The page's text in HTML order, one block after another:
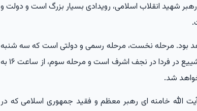
شهید انقلاب اسلامی، رویدادی بسیار بزرگ است و دولت و
بود. مرحله نخست، مرحله رسمی و دولتی است که سه شنبه
شب انجام می شود و مرحله دوم، آیین تشییع در فردا در نجف اشرف است و مرحله سوم، از ساعت ۱۶ به
شد.
الله خامنه ای رهبر معظم و فقید جمهوری اسلامی که در